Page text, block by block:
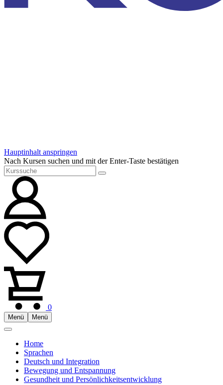
Hauptinhalt anspringen
Nach Kursen suchen und mit der Enter-Taste bestätigen
0
Menü Menü
Home
Sprachen
Deutsch und Integration
Bewegung und Entspannung
Gesundheit und Persönlichkeitsentwicklung